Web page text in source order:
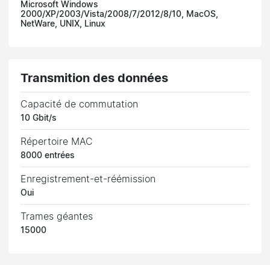
Microsoft Windows
2000/XP/2003/Vista/2008/7/2012/8/10, MacOS,
NetWare, UNIX, Linux
Transmition des données
Capacité de commutation
10 Gbit/s
Répertoire MAC
8000 entrées
Enregistrement-et-réémission
Oui
Trames géantes
15000